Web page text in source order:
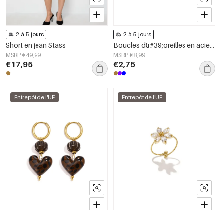
2 à 5 jours
Short en jean Stass
MSRP €49,99
€17,95
2 à 5 jours
Boucles d&#39;oreilles en acier inoxydable avec perles en forme de cœur, collection Daily Simple, bijoux pour femmes
MSRP €8,99
€2,75
Entrepôt de l'UE Entrepôt de l'UE